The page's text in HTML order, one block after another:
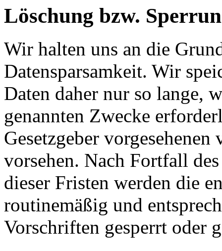
Löschung bzw.
Wir halten uns an die
Datensparsamkeit. Wir
Daten daher nur so lange,
genannten Zwecke
Gesetzgeber
vorsehen. Nach Fortfall
dieser Fristen werden die
routinemäßig und
Vorschriften gesperrt oder